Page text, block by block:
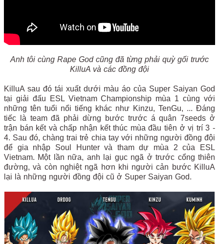
Anh tôi cùng Rape God cũng đã từng phải quỳ gối trước
KilluA và các đồng đội
KilluA sau đó tái xuất dưới màu áo của Super Saiyan God
tại giải đấu ESL Vietnam Championship mùa 1 cùng với
những tên tuổi nổi tiếng khác như Kinzu, TenGu, ... Đáng
tiếc là team đã phải dừng bước trước á quân 7seeds ở
trận bán kết và chấp nhận kết thúc mùa đầu tiên ở vị trí 3 -
4. Sau đó, chàng trai trẻ chia tay với những người đồng đội
để gia nhập Soul Hunter và tham dự mùa 2 của ESL
Vietnam. Một lần nữa, anh lại gục ngã ở trước cổng thiên
đường, và còn nghiệt ngã hơn khi người cản bước KilluA
lại là những người đồng đội cũ ở Super Saiyan God.